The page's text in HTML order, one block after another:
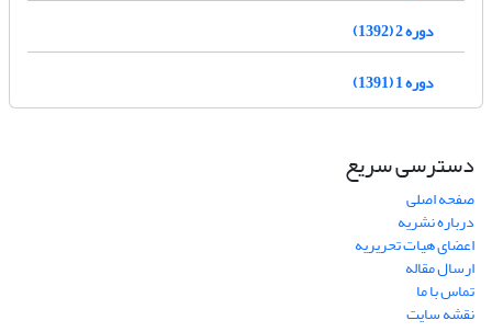
دوره 2 (1392)
دوره 1 (1391)
دسترسی سریع
صفحه اصلی
درباره نشریه
اعضای هیات تحریریه
ارسال مقاله
تماس با ما
نقشه سایت